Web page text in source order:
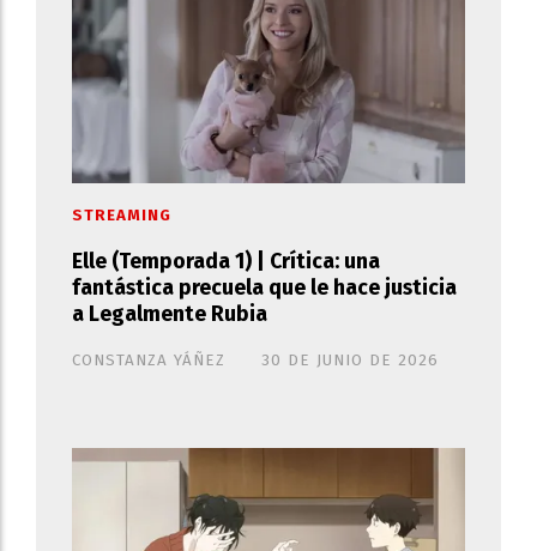
Elle (Temporada 1) | Crítica: una
fantástica precuela que le hace justicia
a Legalmente Rubia
CONSTANZA YÁÑEZ
STREAMING
30 DE JUNIO DE 2026